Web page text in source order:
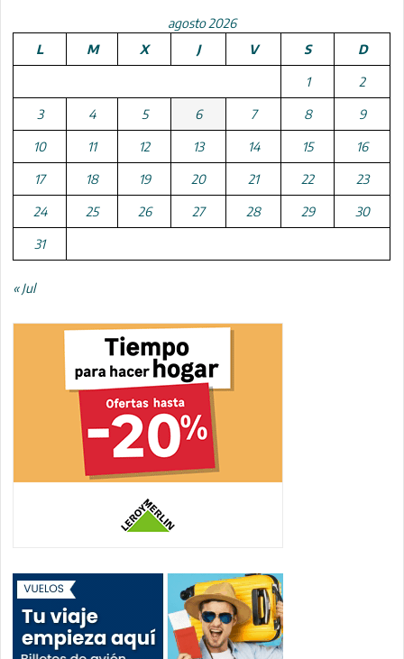
agosto 2026
L
M X J V S D
1 2
3 4 5 6 7 8 9
10 11 12 13 14 15 16
17 18 19 20 21 22 23
24 25 26 27 28 29 30
31
« Jul